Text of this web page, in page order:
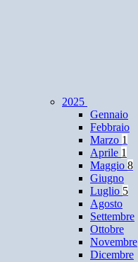
2025
Gennaio
Febbraio
Marzo 1
Aprile 1
Maggio 8
Giugno
Luglio 5
Agosto
Settembre
Ottobre
Novembre
Dicembre